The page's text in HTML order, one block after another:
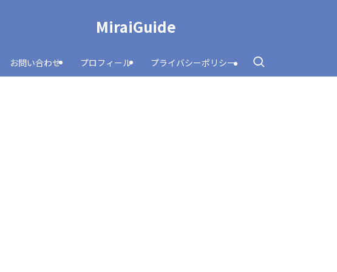
MiraiGuide
お問い合わせ プロフィール プライバシーポリシー